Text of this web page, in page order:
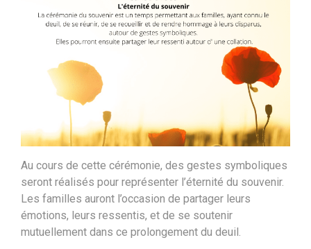
Au cours de cette cérémonie, des gestes symboliques
seront réalisés pour représenter l’éternité du souvenir.
Les familles auront l’occasion de partager leurs
émotions, leurs ressentis, et de se soutenir
mutuellement dans ce prolongement du deuil.